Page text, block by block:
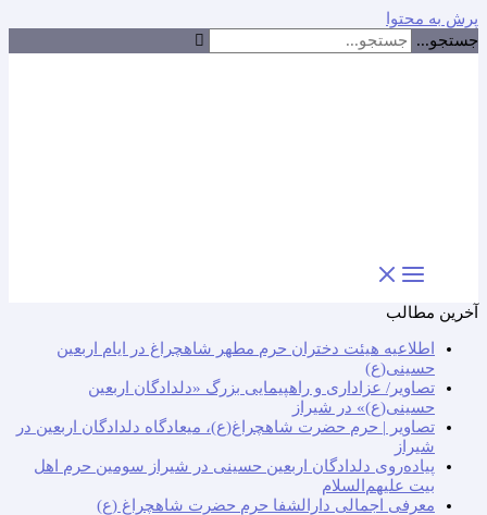
پرش به محتوا
جستجو...
آخرین مطالب
اطلاعیه هیئت دختران حرم مطهر شاهچراغ در ایام اربعین
حسینی(ع)
تصاویر/ عزاداری و راهپیمایی بزرگ «دلدادگان اربعین
حسینی(ع)» در شیراز
تصاویر | حرم حضرت شاهچراغ(ع)، میعادگاه دلدادگان اربعین در
شیراز
پیاده‌روی دلدادگان اربعین حسینی در شیراز سومین حرم اهل
بیت علیهم‌السلام
معرفی اجمالی دارالشفا حرم حضرت شاهچراغ (ع)